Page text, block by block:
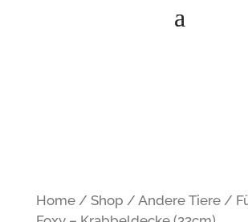
Home/ Shop / Andere Tiere/